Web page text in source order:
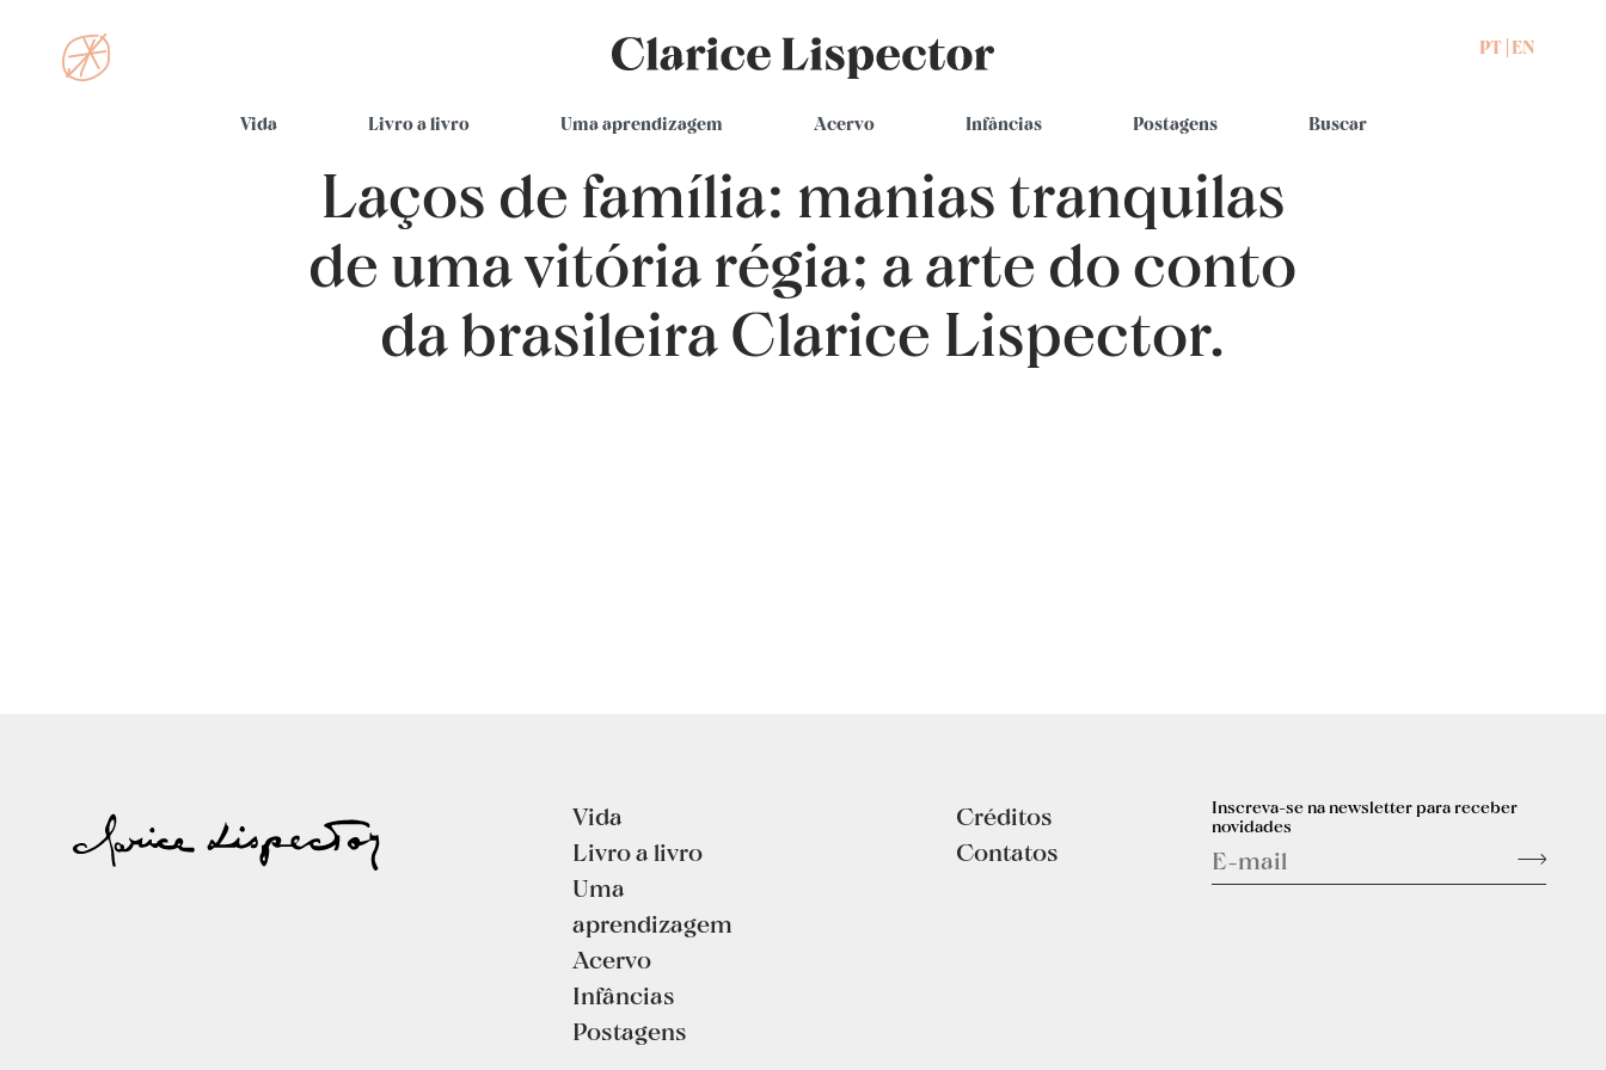
Vida Livro a livro Uma aprendizagem Acervo Infâncias Postagens Buscar
Laços de família: manias tranquilas
de uma vitória régia; a arte do conto
da brasileira Clarice Lispector.
Vida
Livro a livro
Uma
aprendizagem
Acervo
Infâncias
Postagens
Créditos
Contatos
Inscreva-se na newsletter para receber
novidades
PT EN